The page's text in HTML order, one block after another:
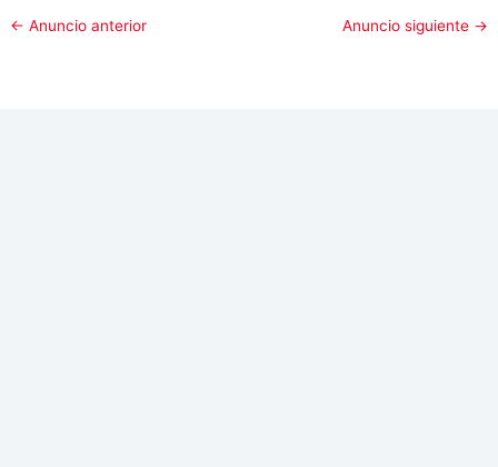
← Anuncio anterior Anuncio siguiente →